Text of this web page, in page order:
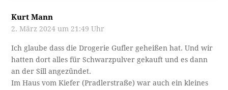
Kurt Mann
2. März 2024 um 21:49 Uhr
Ich glaube dass die Drogerie Gufler geheißen hat. Und wir
hatten dort alles für Schwarzpulver gekauft und es dann
an der Sill angezündet.
Im Haus vom Kiefer (Pradlerstraße) war auch ein kleines